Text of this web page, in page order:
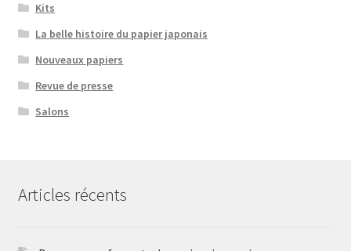
Kits
La belle histoire du papier japonais
Nouveaux papiers
Revue de presse
Salons
Articles récents